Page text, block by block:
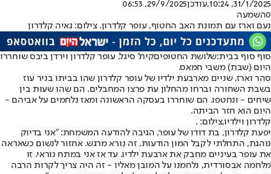
31/1/2025, 10:24
,עודכן29/9/2025, 06:53
0השמעה
נעם וארז עם תמונת האב החטוף, עופר קלדרון. צילום: גאיה קלדרון
סוף סוף בבית:שלושת החטופיםקית' סיגל, עופר קלדרון וירדן ביבס שוחררו
היום (שבת) משבי חמאס.
סהר וארז, שניים מארבעת ילדיו של עופר קלדרון שהו בביתו בניר עוז
בשבת השחורה וברחו מהחלון עת פרצו המחבלים. הם שהו שעות בין
שיחים - ונחטפו. הם שוחררו בעסקה הראשונה ומאז נלחמים על אביהם -
היום הוא חזר הביתה.
קלדרון וילדיו,צילום: .
יפעת קלדרון, בת דודו של עופר, הגיבה להודעה המשמחת: "אני בדיוק
נוהגת, התחלתי לקבל המון הודעות, זה נורא מרגש. אחזור לנשום כשאראה
את עופר בעיניים מחבק את ארבעת ילדיו. עד אז אני במתח נוראי. זו
מלחמה אבסורדית, נלחמנו על המובן מאליו - זה היה צריך לקרות הרבה